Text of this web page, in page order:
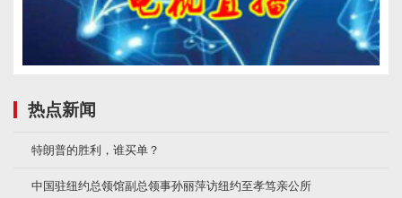
热点新闻
特朗普的胜利，谁买单？
中国驻纽约总领馆副总领事孙丽萍访纽约至孝笃亲公所